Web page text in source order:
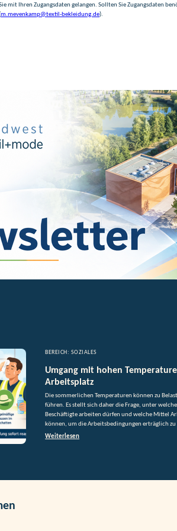
mit Ihren Zugangsdaten gelangen. Sollten Sie Zugangsdaten
m.mevenkamp@textil-bekleidung.de).
BEREICH: SOZIALES
Umgang mit hohen
Arbeitsplatz
Die sommerlichen Temperaturen können zu
führen. Es stellt sich daher die Frage, unter
Beschäftigte arbeiten dürfen und welche Mittel
können, um die Arbeitsbedingungen erträglich zu
Weiterlesen